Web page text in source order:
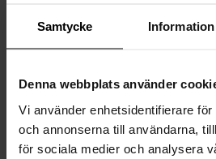
Samtycke Information
Denna webbplats använder
Vi använder enhetsidentifierare
och annonserna till användarna,
för sociala medier och analysera
Größe
Kabel
Transformator